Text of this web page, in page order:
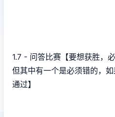
1.7 - 问答比赛【要想获胜，
但其中有一个是必须错的，
通过】